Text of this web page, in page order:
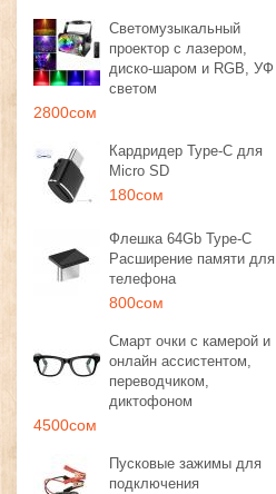
Светомузыкальный
проектор с лазером,
диско-шаром и RGB, УФ
светом
2800сом
Кардридер Type-C для
Micro SD
180сом
Флешка 64Gb Type-C
Расширение памяти для
телефона
800сом
Смарт очки с камерой и
онлайн ассистентом,
переводчиком,
диктофоном
4500сом
Пусковые зажимы для
подключения